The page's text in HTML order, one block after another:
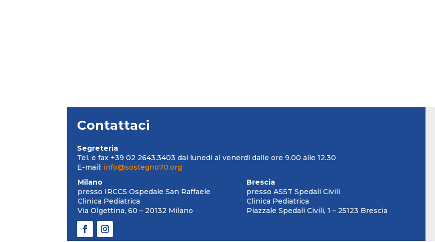
Contattaci
Segreteria
Tel. e fax +39 02 2643.3403 dal lunedì al venerdì dalle ore 9.00 alle 12.30
E-mail: info@sostegno70.org
Milano
presso IRCCS Ospedale San Raffaele
Clinica Pediatrica
Via Olgettina, 60 – 20132 Milano
Brescia
presso ASST Spedali Civili
Clinica Pediatrica
Piazzale Spedali Civili, 1 – 25123 Brescia